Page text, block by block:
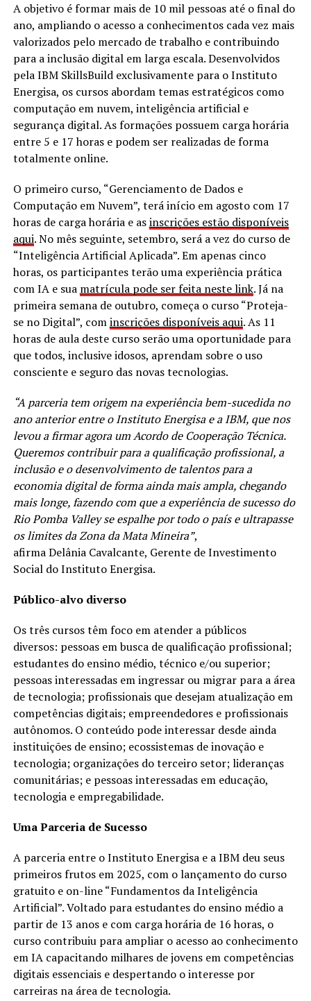
A objetivo é formar mais de 10 mil pessoas até o final do
ano, ampliando o acesso a conhecimentos cada vez mais
valorizados pelo mercado de trabalho e contribuindo
para a inclusão digital em larga escala. Desenvolvidos
pela IBM SkillsBuild exclusivamente para o Instituto
Energisa, os cursos abordam temas estratégicos como
computação em nuvem, inteligência artificial e
segurança digital. As formações possuem carga horária
entre 5 e 17 horas e podem ser realizadas de forma
totalmente online.
O primeiro curso, “Gerenciamento de Dados e
Computação em Nuvem”, terá início em agosto com 17
horas de carga horária e asinscrições estão disponíveis
aqui. No mês seguinte, setembro, será a vez do curso de
“Inteligência Artificial Aplicada”. Em apenas cinco
horas, os participantes terão uma experiência prática
com IA e sua matrícula pode ser feita neste link. Já na
primeira semana de outubro, começa o curso “Proteja-
se no Digital”, cominscrições disponíveis aqui. As 11
horas de aula deste curso serão uma oportunidade para
que todos, inclusive idosos, aprendam sobre o uso
consciente e seguro das novas tecnologias.
“A parceria tem origem na experiência bem-sucedida no
ano anterior entre o Instituto Energisa e a IBM, que nos
levou a firmar agora um Acordo de Cooperação Técnica.
Queremos contribuir para a qualificação profissional, a
inclusão e o desenvolvimento de talentos para a
economia digital de forma ainda mais ampla, chegando
mais longe, fazendo com que a experiência de sucesso do
Rio Pomba Valley se espalhe por todo o país e ultrapasse
os limites da Zona da Mata Mineira”,
afirma Delânia Cavalcante, Gerente de Investimento
Social do Instituto Energisa.
Público-alvo diverso
Os três cursos têm foco em atender a públicos
diversos: pessoas em busca de qualificação profissional;
estudantes do ensino médio, técnico e/ou superior;
pessoas interessadas em ingressar ou migrar para a área
de tecnologia; profissionais que desejam atualização em
competências digitais; empreendedores e profissionais
autônomos. O conteúdo pode interessar desde ainda
instituições de ensino; ecossistemas de inovação e
tecnologia; organizações do terceiro setor; lideranças
comunitárias; e pessoas interessadas em educação,
tecnologia e empregabilidade.
Uma Parceria de Sucesso
A parceria entre o Instituto Energisa e a IBM deu seus
primeiros frutos em 2025, com o lançamento do curso
gratuito e on-line “Fundamentos da Inteligência
Artificial”. Voltado para estudantes do ensino médio a
partir de 13 anos e com carga horária de 16 horas, o
curso contribuiu para ampliar o acesso ao conhecimento
em IA capacitando milhares de jovens em competências
digitais essenciais e despertando o interesse por
carreiras na área de tecnologia.